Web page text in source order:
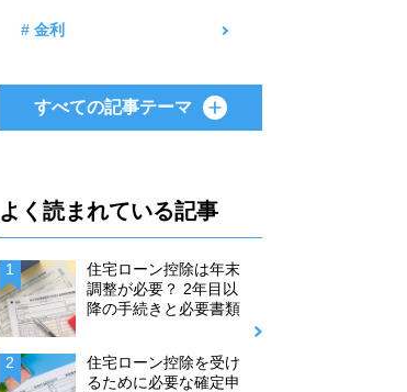
# 金利
すべての記事テーマ
よく読まれている記事
住宅ローン控除は年末
調整が必要？ 2年目以
降の手続きと必要書類
住宅ローン控除を受け
るために必要な確定申